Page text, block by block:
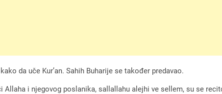
da uče Kur’an. Sahih Buharije se također predavao.
i njegovog poslanika, sallallahu alejhi ve sellem, su se